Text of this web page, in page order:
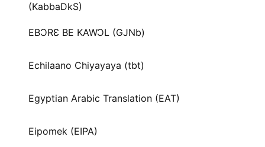
(KabbaDkS)
EBƆRƐ BE KAWƆL (GJNb)
Echilaano Chiyayaya (tbt)
Egyptian Arabic Translation (EAT)
Eipomek (EIPA)